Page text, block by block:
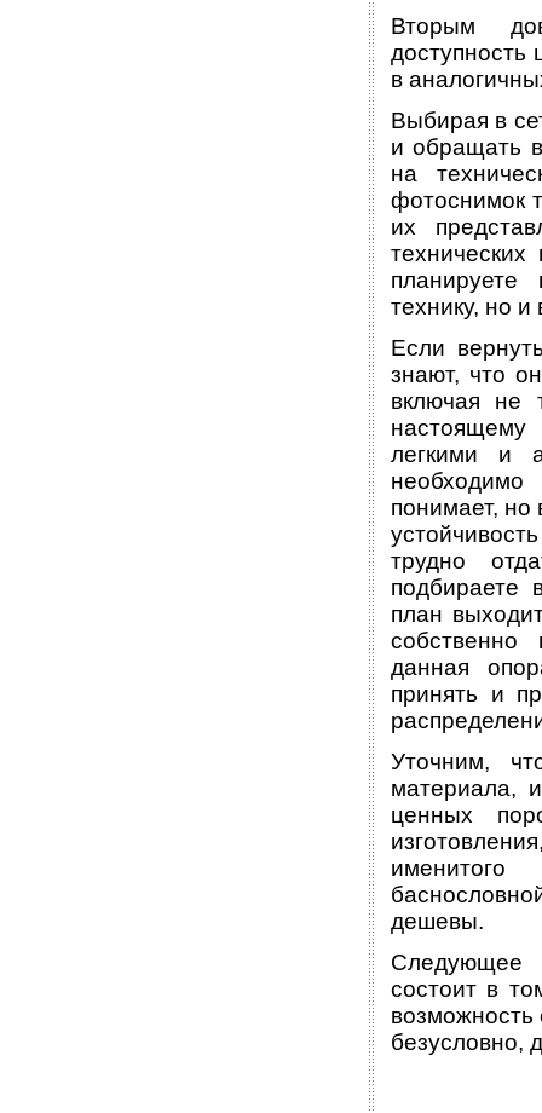
Вторым
в
Выбирая в
и обращать
на
фотоснимок
их
планируете
технику, но
Если
знают, что
включая не
настоящему
легкими и
понимает, но
трудно
подбираете
план
данная
принять и
Уточним,
материала,
ценных
дешевы.
Следующее
состоит в
возможность
безусловно,